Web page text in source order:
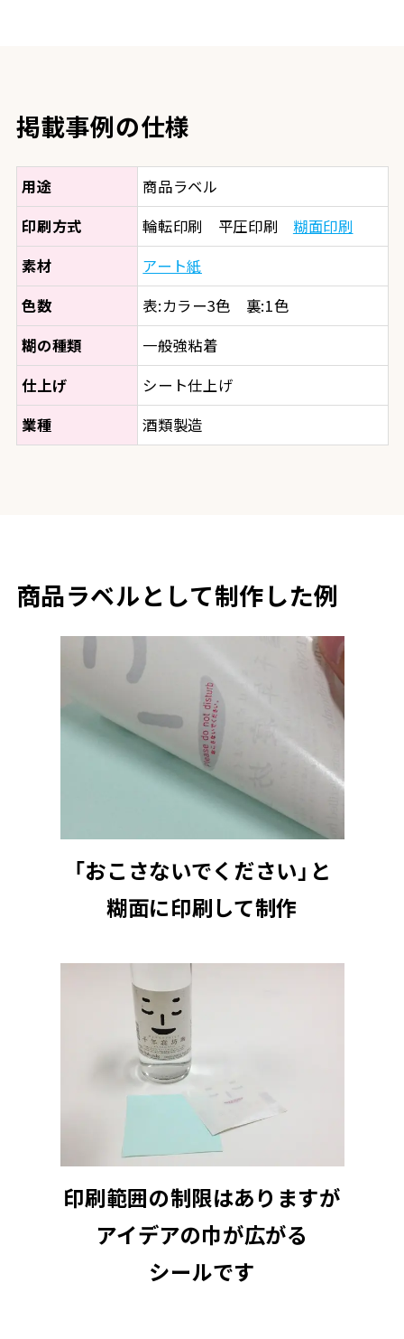
掲載事例の仕様
用途
商品ラベル
印刷方式
輪転印刷 平圧印刷 糊面印刷
素材
アート紙
色数
表:カラー3色 裏:1色
糊の種類
一般強粘着
仕上げ
シート仕上げ
業種
酒類製造
商品ラベルとして制作した例
「おこさないでください」と
糊面に印刷して制作
印刷範囲の制限はありますが
アイデアの巾が広がる
シールです